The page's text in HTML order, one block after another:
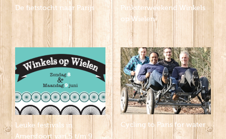
De fietstocht naar Parijs
Pinksterweekend Winkels
op Wielen
Leuke festivals in
Amersfoort van 5 t/m 9
Cycling to Paris for water